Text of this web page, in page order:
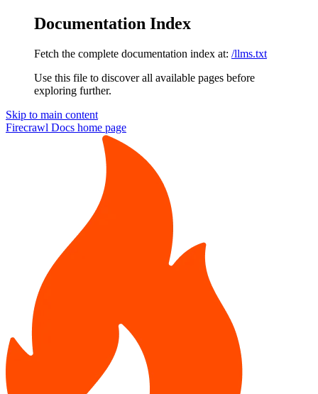
Documentation Index
Fetch the complete documentation index at: /llms.txt
Use this file to discover all available pages before
exploring further.
Skip to main content
Firecrawl Docs home page